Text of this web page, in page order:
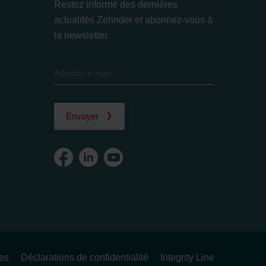
Restez informé des dernières
actualités Zehnder et abonnez-vous à
la newsletter.
Envoyer
Déclarations de confidentialité Integrity Line